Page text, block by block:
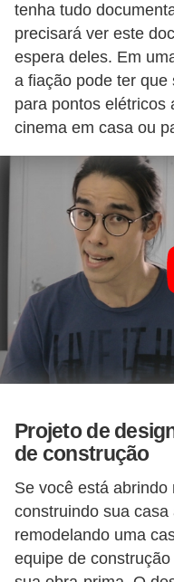
tenha tudo
precisará ver este
espera deles. Em
a fiação pode ter
para pontos elétricos
cinema em casa ou
Projeto de
de construção
Se você está
construindo sua
remodelando uma
equipe de